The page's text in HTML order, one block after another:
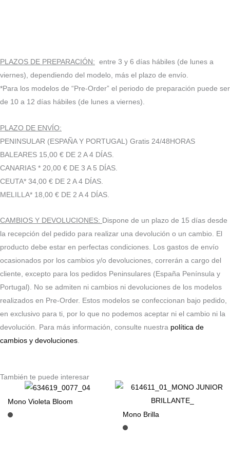
PLAZOS DE PREPARACIÓN: entre 3 y 6 días hábiles (de lunes a
viernes), dependiendo del modelo, más el plazo de envío.
*Para los modelos de “Pre-Order” el periodo de preparación puede ser
de 10 a 12 días hábiles (de lunes a viernes).
PLAZO DE ENVÍO:
PENINSULAR (ESPAÑA Y PORTUGAL) Gratis 24/48HORAS
BALEARES 15,00 € DE 2 A 4 DÍAS.
CANARIAS * 20,00 € DE 3 A 5 DÍAS.
CEUTA* 34,00 € DE 2 A 4 DÍAS.
MELILLA* 18,00 € DE 2 A 4 DÍAS.
CAMBIOS Y DEVOLUCIONES: Dispone de un plazo de 15 días desde
la recepción del pedido para realizar una devolución o un cambio. El
producto debe estar en perfectas condiciones. Los gastos de envío
ocasionados por los cambios y/o devoluciones, correrán a cargo del
cliente, excepto para los pedidos Peninsulares (España Península y
Portugal). No se admiten ni cambios ni devoluciones de los modelos
realizados en Pre-Order. Estos modelos se confeccionan bajo pedido,
en exclusivo para ti, por lo que no podemos aceptar ni el cambio ni la
devolución. Para más información, consulte nuestra política de
cambios y devoluciones.
También te puede interesar
Mono Violeta Bloom
Mono Brilla